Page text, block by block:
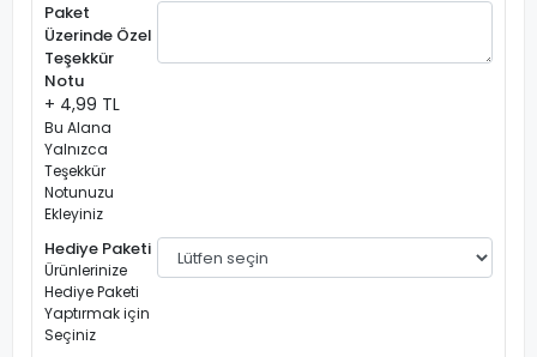
Paket
Üzerinde Özel
Teşekkür
Notu
+ 4,99 TL
Bu Alana
Yalnızca
Teşekkür
Notunuzu
Ekleyiniz
Hediye Paketi
Ürünlerinize
Hediye Paketi
Yaptırmak için
Seçiniz